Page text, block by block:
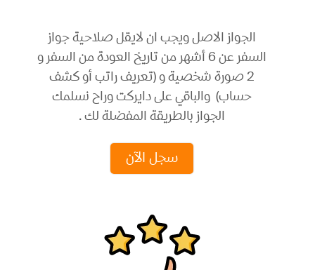
الجواز الاصل ويجب ان لايقل صلاحية جواز
السفر عن 6 أشهر من تاريخ العودة من السفر و
2 صورة شخصية و (تعريف راتب أو كشف
حساب) والباقي على دايركت وراح نسلمك
الجواز بالطريقة المفضلة لك .
سجل الآن